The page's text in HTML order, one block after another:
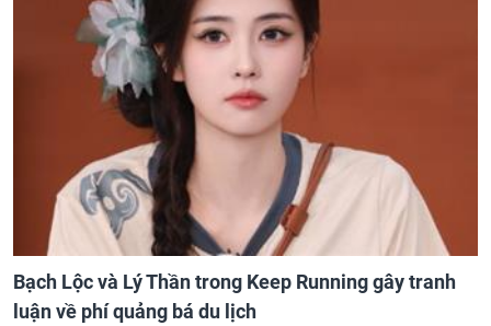
Bạch Lộc và Lý Thần trong Keep Running gây tranh
luận về phí quảng bá du lịch